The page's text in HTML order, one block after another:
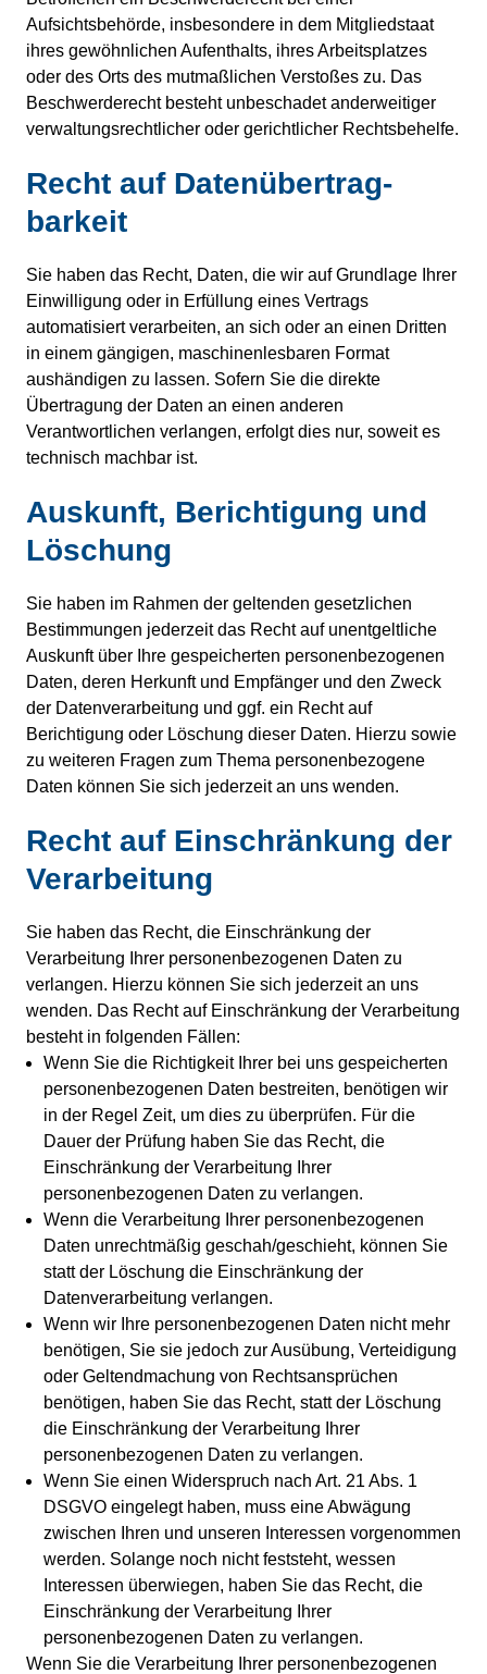
Aufsichtsbehörde, insbesondere in dem Mitgliedstaat
ihres gewöhnlichen Aufenthalts, ihres Arbeitsplatzes
oder des Orts des mutmaßlichen Verstoßes zu. Das
Beschwerderecht besteht unbeschadet anderweitiger
verwaltungsrechtlicher oder gerichtlicher Rechtsbehelfe.
Recht auf Daten­übertrag­
barkeit
Sie haben das Recht, Daten, die wir auf Grundlage Ihrer
Einwilligung oder in Erfüllung eines Vertrags
automatisiert verarbeiten, an sich oder an einen Dritten
in einem gängigen, maschinenlesbaren Format
aushändigen zu lassen. Sofern Sie die direkte
Übertragung der Daten an einen anderen
Verantwortlichen verlangen, erfolgt dies nur, soweit es
technisch machbar ist.
Auskunft, Berichtigung und
Löschung
Sie haben im Rahmen der geltenden gesetzlichen
Bestimmungen jederzeit das Recht auf unentgeltliche
Auskunft über Ihre gespeicherten personenbezogenen
Daten, deren Herkunft und Empfänger und den Zweck
der Datenverarbeitung und ggf. ein Recht auf
Berichtigung oder Löschung dieser Daten. Hierzu sowie
zu weiteren Fragen zum Thema personenbezogene
Daten können Sie sich jederzeit an uns wenden.
Recht auf Einschränkung der
Verarbeitung
Sie haben das Recht, die Einschränkung der
Verarbeitung Ihrer personenbezogenen Daten zu
verlangen. Hierzu können Sie sich jederzeit an uns
wenden. Das Recht auf Einschränkung der Verarbeitung
besteht in folgenden Fällen:
Wenn Sie die Richtigkeit Ihrer bei uns gespeicherten
personenbezogenen Daten bestreiten, benötigen wir
in der Regel Zeit, um dies zu überprüfen. Für die
Dauer der Prüfung haben Sie das Recht, die
Einschränkung der Verarbeitung Ihrer
personenbezogenen Daten zu verlangen.
Wenn die Verarbeitung Ihrer personenbezogenen
Daten unrechtmäßig geschah/geschieht, können Sie
statt der Löschung die Einschränkung der
Datenverarbeitung verlangen.
Wenn wir Ihre personenbezogenen Daten nicht mehr
benötigen, Sie sie jedoch zur Ausübung, Verteidigung
oder Geltendmachung von Rechtsansprüchen
benötigen, haben Sie das Recht, statt der Löschung
die Einschränkung der Verarbeitung Ihrer
personenbezogenen Daten zu verlangen.
Wenn Sie einen Widerspruch nach Art. 21 Abs. 1
DSGVO eingelegt haben, muss eine Abwägung
zwischen Ihren und unseren Interessen vorgenommen
werden. Solange noch nicht feststeht, wessen
Interessen überwiegen, haben Sie das Recht, die
Einschränkung der Verarbeitung Ihrer
personenbezogenen Daten zu verlangen.
Wenn Sie die Verarbeitung Ihrer personenbezogenen